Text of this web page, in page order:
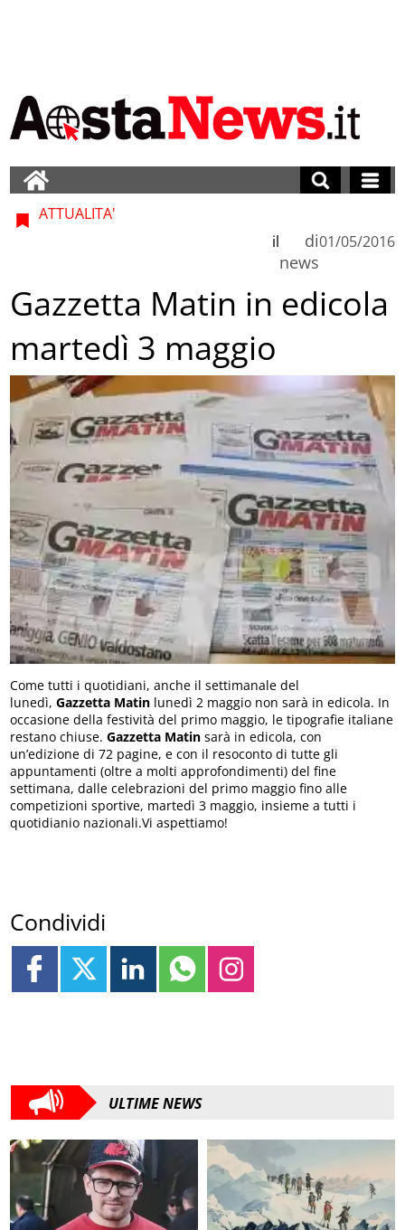
ATTUALITA'
di
news
il 01/05/2016
Gazzetta Matin in edicola
martedì 3 maggio
Come tutti i quotidiani, anche il settimanale del
lunedì,Gazzetta Matin lunedì 2 maggio non sarà in edicola. In
occasione della festività del primo maggio, le tipografie italiane
restano chiuse.Gazzetta Matinsarà in edicola, con
un’edizione di 72 pagine, e con il resoconto di tutte gli
appuntamenti (oltre a molti approfondimenti) del fine
settimana, dalle celebrazioni del primo maggio fino alle
competizioni sportive, martedì 3 maggio, insieme a tutti i
quotidianio nazionali.Vi aspettiamo!
Condividi
ULTIME NEWS